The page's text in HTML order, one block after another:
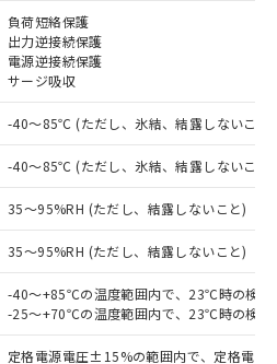
負荷短絡保護
出力逆接続保護
電源逆接続保護
サージ吸収
-40～85℃ (ただし、氷結、結露しないこと)
-40～85℃ (ただし、氷結、結露しないこと)
35～95%RH (ただし、結露しないこと)
35～95%RH (ただし、結露しないこと)
-40～+85℃の温度範囲内で、23℃時の検
-25～+70℃の温度範囲内で、23℃時の検
定格電源電圧±15%の範囲内で、定格電
いただき、同意のうえ
、当社制御機器事業取扱
庫状況および標準価格
させていただくもので
事業取扱商品の中には、
対象外となる商品もある
RoHS指令（10物質）の
品が提供可能な商品で
指令（10物質）の非含
に切り替える予定のある
RoHS指令（10物質）の
品で、対応品を出す予
RoHS指令（10物質）の
調査中または確認中の
ス料など無形物で、有
のない商品です。
より、非含有部品として
と判明した場合などや
表
料含有率が中国RoHSの
とを示します。
料含有率が中国RoHSの
ことを示します。